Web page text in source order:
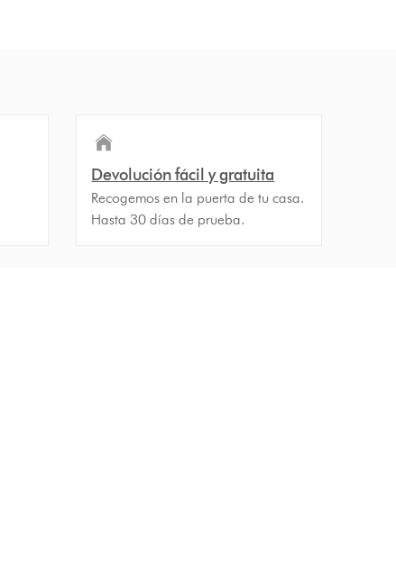
Devolución fácil y gratuita
Recogemos en la puerta de tu casa.
Hasta 30 días de prueba.